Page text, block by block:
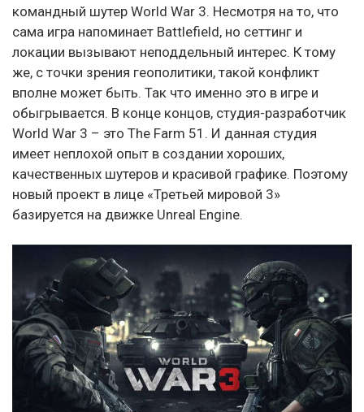
командный шутер World War 3. Несмотря на то, что
сама игра напоминает Battlefield, но сеттинг и
локации вызывают неподдельный интерес. К тому
же, с точки зрения геополитики, такой конфликт
вполне может быть. Так что именно это в игре и
обыгрывается. В конце концов, студия-разработчик
World War 3 – это The Farm 51. И данная студия
имеет неплохой опыт в создании хороших,
качественных шутеров и красивой графике. Поэтому
новый проект в лице «Третьей мировой 3»
базируется на движке Unreal Engine.